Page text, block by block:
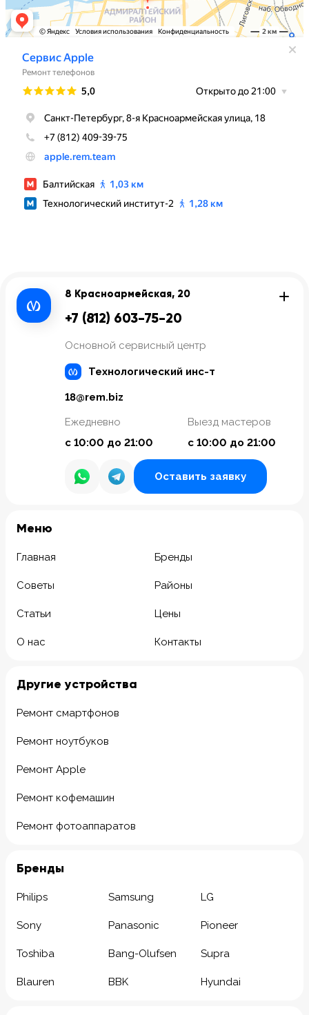
8 Красноармейская, 20
+7 (812) 603-75-20
Основной сервисный центр
Технологический инс-т
18@rem.biz
Ежедневно
с 10:00 до 21:00
Выезд мастеров
с 10:00 до 21:00
Оставить заявку
Meню
Главная Бренды
Советы Районы
Статьи Цены
О нас Контакты
Другие устройства
Ремонт смартфонов
Ремонт ноутбуков
Ремонт Apple
Ремонт кофемашин
Ремонт фотоаппаратов
Бренды
Philips Samsung LG
Sony Panasonic Pioneer
Toshiba Bang-Olufsen Supra
Blauren BBK Hyundai